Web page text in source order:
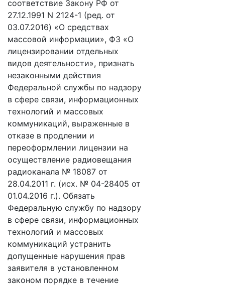
соответствие Закону РФ от
27.12.1991 N 2124-1 (ред. от
03.07.2016) «О средствах
массовой информации», ФЗ «О
лицензировании отдельных
видов деятельности», признать
незаконными действия
Федеральной службы по надзору
в сфере связи, информационных
технологий и массовых
коммуникаций, выраженные в
отказе в продлении и
переоформлении лицензии на
осуществление радиовещания
радиоканала № 18087 от
28.04.2011 г. (исх. № 04-28405 от
01.04.2016 г.). Обязать
Федеральную службу по надзору
в сфере связи, информационных
технологий и массовых
коммуникаций устранить
допущенные нарушения прав
заявителя в установленном
законом порядке в течение